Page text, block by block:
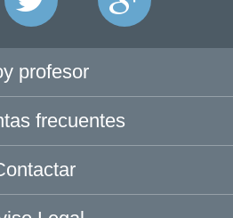
profesor
frecuentes